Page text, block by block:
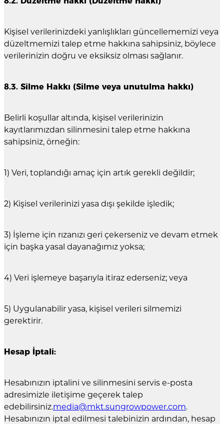
Kişisel verilerinizdeki yanlışlıkları güncellememizi veya
düzeltmemizi talep etme hakkına sahipsiniz, böylece
verilerinizin doğru ve eksiksiz olması sağlanır.
8.3. Silme Hakkı (Silme veya unutulma hakkı)
Belirli koşullar altında, kişisel verilerinizin
kayıtlarımızdan silinmesini talep etme hakkına
sahipsiniz, örneğin:
1) Veri, toplandığı amaç için artık gerekli değildir;
2) Kişisel verilerinizi yasa dışı şekilde işledik;
3) İşleme için rızanızı geri çekerseniz ve devam etmek
için başka yasal dayanağımız yoksa;
4) Veri işlemeye başarıyla itiraz ederseniz; veya
5) Uygulanabilir yasa, kişisel verileri silmemizi
gerektirir.
Hesap İptali:
Hesabınızın iptalini ve silinmesini servis e-posta
adresimizle iletişime geçerek talep
edebilirsiniz.media@mkt.sungrowpower.com.
Hesabınızın iptal edilmesi talebinizin ardından, hesap